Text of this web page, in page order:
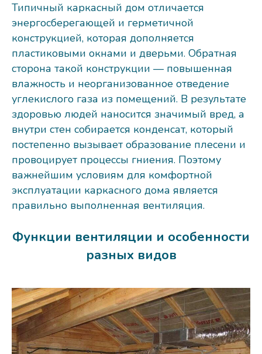
Типичный каркасный дом отличается
энергосберегающей и герметичной
конструкцией, которая дополняется
пластиковыми окнами и дверьми. Обратная
сторона такой конструкции — повышенная
влажность и неорганизованное отведение
углекислого газа из помещений. В результате
здоровью людей наносится значимый вред, а
внутри стен собирается конденсат, который
постепенно вызывает образование плесени и
провоцирует процессы гниения. Поэтому
важнейшим условиям для комфортной
эксплуатации каркасного дома является
правильно выполненная вентиляция.
Функции вентиляции и особенности
разных видов